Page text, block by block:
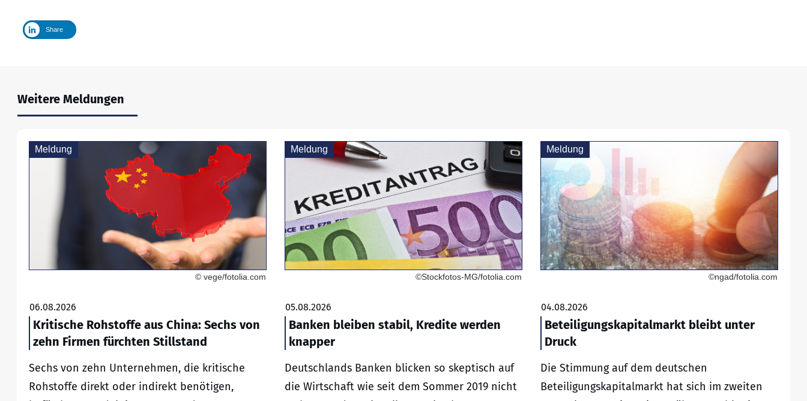
Share
Weitere Meldungen
Meldung
© vege/fotolia.com
06.08.2026
Kritische Rohstoffe aus China: Sechs von
zehn Firmen fürchten Stillstand
Sechs von zehn Unternehmen, die kritische
Rohstoffe direkt oder indirekt benötigen,
Meldung
©Stockfotos-MG/fotolia.com
05.08.2026
Banken bleiben stabil, Kredite werden
knapper
Deutschlands Banken blicken so skeptisch auf
die Wirtschaft wie seit dem Sommer 2019 nicht
Meldung
©ngad/fotolia.com
04.08.2026
Beteiligungskapitalmarkt bleibt unter
Druck
Die Stimmung auf dem deutschen
Beteiligungskapitalmarkt hat sich im zweiten